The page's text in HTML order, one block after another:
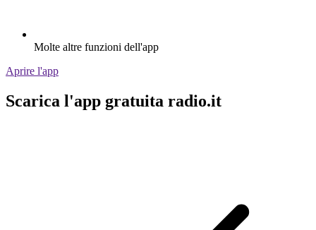
Molte altre funzioni dell'app
Aprire l'app
Scarica l'app gratuita radio.it